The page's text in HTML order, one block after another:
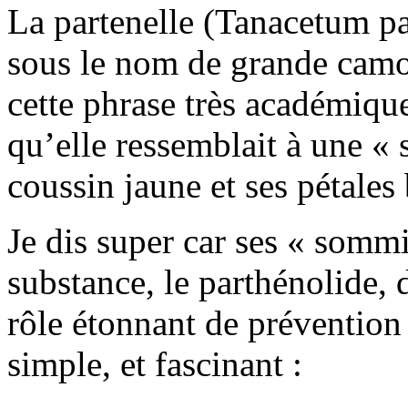
La partenelle (Tanacetum
sous le nom de grande
cette phrase très
qu’elle ressemblait à une «
coussin jaune et ses
Je dis super car ses «
substance, le
rôle étonnant de prévention
simple, et fascinant :